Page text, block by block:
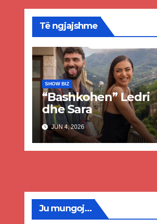
Të ngjajshme
SHOW BIZ
“Bashkohen” Ledri
dhe Sara
JUN 4, 2026
Ju mungoj...